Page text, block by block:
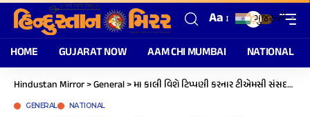
Aa
HOME GUJARAT NOW AAM CHI MUMBAI NATIONAL
Hindustan Mirror>General>મા કાલી વિશે ટિપ્પણી કરનાર ટીએમસી સંસદસભ્ય મોઇત્રા વિરુદ્ધ થઈ ફરિયાદ, શશી થરૂરે આપ્યું સમર્થન
GENERAL NATIONAL
ગુજરાતી ▼